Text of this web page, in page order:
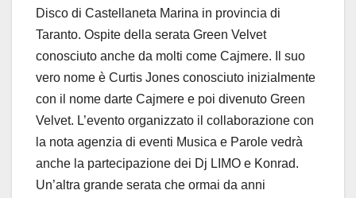
Disco di Castellaneta Marina in provincia di
Taranto. Ospite della serata Green Velvet
conosciuto anche da molti come Cajmere. Il suo
vero nome è Curtis Jones conosciuto inizialmente
con il nome darte Cajmere e poi divenuto Green
Velvet. L’evento organizzato il collaborazione con
la nota agenzia di eventi Musica e Parole vedrà
anche la partecipazione dei Dj LIMO e Konrad.
Un’altra grande serata che ormai da anni